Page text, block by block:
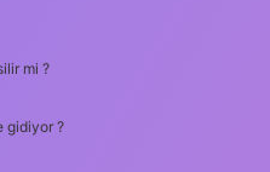
mi ?
gidiyor ?